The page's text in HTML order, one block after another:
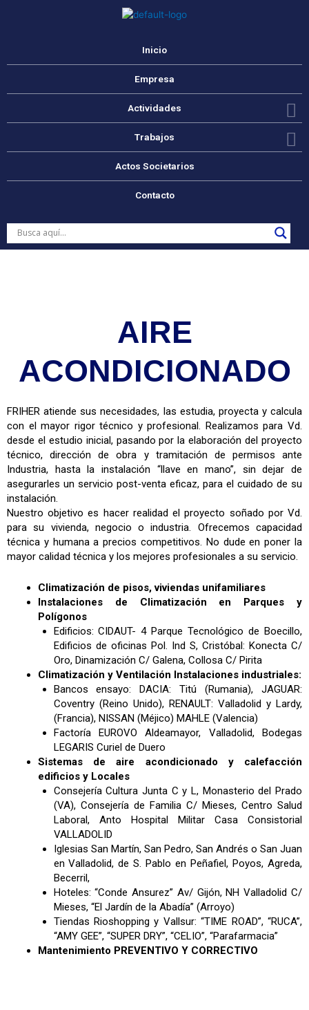
Inicio
Empresa
Actividades
Trabajos
Actos Societarios
Contacto
AIRE
ACONDICIONADO
FRIHER atiende sus necesidades, las estudia, proyecta y calcula
con el mayor rigor técnico y profesional. Realizamos para Vd.
desde el estudio inicial, pasando por la elaboración del proyecto
técnico, dirección de obra y tramitación de permisos ante
Industria, hasta la instalación “llave en mano”, sin dejar de
asegurarles un servicio post-venta eficaz, para el cuidado de su
instalación.
Nuestro objetivo es hacer realidad el proyecto soñado por Vd.
para su vivienda, negocio o industria. Ofrecemos capacidad
técnica y humana a precios competitivos. No dude en poner la
mayor calidad técnica y los mejores profesionales a su servicio.
Climatización de pisos, viviendas unifamiliares
Instalaciones de Climatización en Parques y
Polígonos
Edificios: CIDAUT- 4 Parque Tecnológico de Boecillo,
Edificios de oficinas Pol. Ind S, Cristóbal: Konecta C/
Oro, Dinamización C/ Galena, Collosa C/ Pirita
Climatización y Ventilación Instalaciones industriales:
Bancos ensayo: DACIA: Titú (Rumania), JAGUAR:
Coventry (Reino Unido), RENAULT: Valladolid y Lardy,
(Francia), NISSAN (Méjico) MAHLE (Valencia)
Factoría EUROVO Aldeamayor, Valladolid, Bodegas
LEGARIS Curiel de Duero
Sistemas de aire acondicionado y calefacción
edificios y Locales
Consejería Cultura Junta C y L, Monasterio del Prado
(VA), Consejería de Familia C/ Mieses, Centro Salud
Laboral, Anto Hospital Militar Casa Consistorial
VALLADOLID
Iglesias San Martín, San Pedro, San Andrés o San Juan
en Valladolid, de S. Pablo en Peñafiel, Poyos, Agreda,
Becerril,
Hoteles: “Conde Ansurez” Av/ Gijón, NH Valladolid C/
Mieses, “El Jardín de la Abadía” (Arroyo)
Tiendas Rioshopping y Vallsur: “TIME ROAD”, “RUCA”,
“AMY GEE”, “SUPER DRY”, “CELIO”, “Parafarmacia”
Mantenimiento PREVENTIVO Y CORRECTIVO